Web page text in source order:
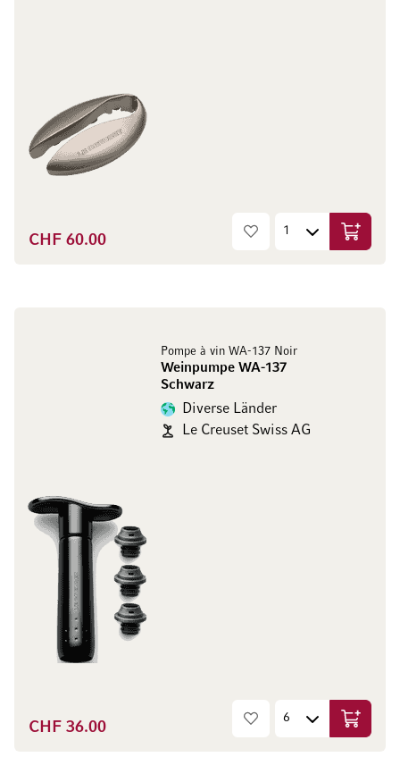
CHF 60.00 In den
Pompe à vin WA-137 Noir
Weinpumpe WA-137
Schwarz
Diverse Länder
Le Creuset Swiss AG
CHF 36.00 In den